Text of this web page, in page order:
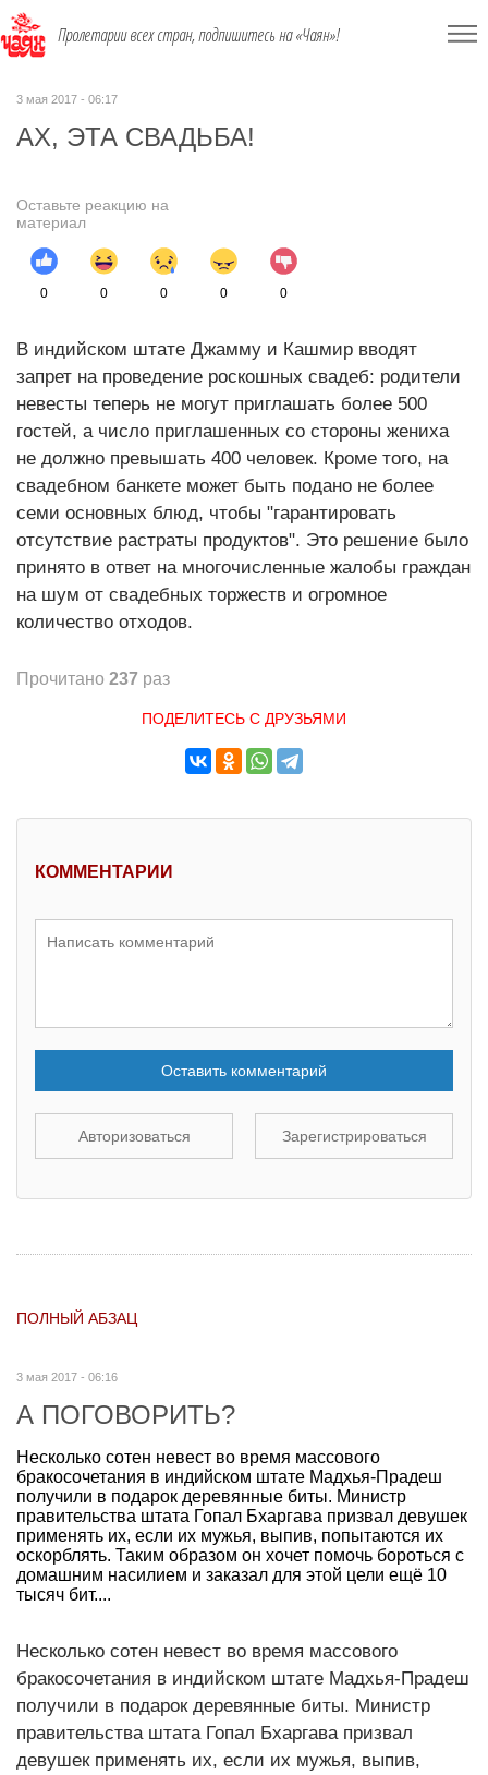
Пролетарии всех стран, подпишитесь на «Чаян»!
3 мая 2017 - 06:17
АХ, ЭТА СВАДЬБА!
Оставьте реакцию на
материал
0 0 0 0 0
В индийском штате Джамму и Кашмир вводят
запрет на проведение роскошных свадеб: родители
невесты теперь не могут приглашать более 500
гостей, а число приглашенных со стороны жениха
не должно превышать 400 человек. Кроме того, на
свадебном банкете может быть подано не более
семи основных блюд, чтобы "гарантировать
отсутствие растраты продуктов". Это решение было
принято в ответ на многочисленные жалобы граждан
на шум от свадебных торжеств и огромное
количество отходов.
Прочитано 237 раз
ПОДЕЛИТЕСЬ С ДРУЗЬЯМИ
КОММЕНТАРИИ
Оставить комментарий
Авторизоваться Зарегистрироваться
ПОЛНЫЙ АБЗАЦ
3 мая 2017 - 06:16
А ПОГОВОРИТЬ?
Несколько сотен невест во время массового
бракосочетания в индийском штате Мадхья-Прадеш
получили в подарок деревянные биты. Министр
правительства штата Гопал Бхаргава призвал девушек
применять их, если их мужья, выпив, попытаются их
оскорблять. Таким образом он хочет помочь бороться с
домашним насилием и заказал для этой цели ещё 10
тысяч бит....
Несколько сотен невест во время массового
бракосочетания в индийском штате Мадхья-Прадеш
получили в подарок деревянные биты. Министр
правительства штата Гопал Бхаргава призвал
девушек применять их, если их мужья, выпив,